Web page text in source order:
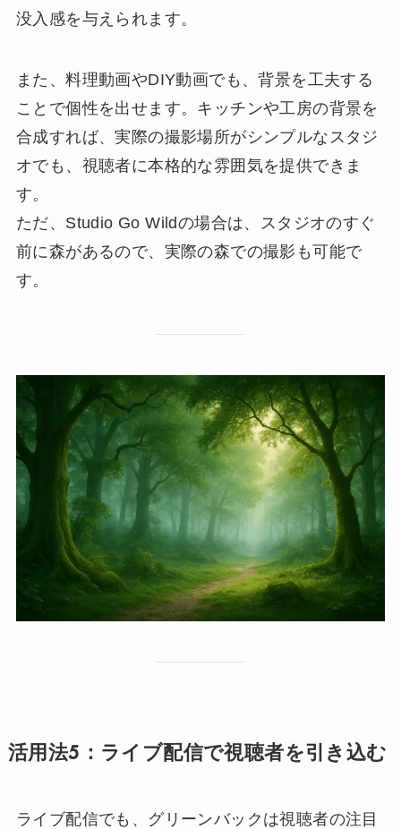
没入感を与えられます。
また、料理動画やDIY動画でも、背景を工夫する
ことで個性を出せます。キッチンや工房の背景を
合成すれば、実際の撮影場所がシンプルなスタジ
オでも、視聴者に本格的な雰囲気を提供できま
す。
ただ、Studio Go Wildの場合は、スタジオのすぐ
前に森があるので、実際の森での撮影も可能で
す。
活用法5：ライブ配信で視聴者を引き込む
ライブ配信でも、グリーンバックは視聴者の注目